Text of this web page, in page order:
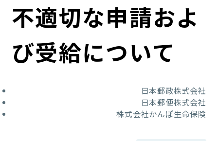
コンダクト向上の取組み
ローカル共創イニシアティブ
財務情報・IR資料
IRニュース
持続可能な金融のフレームワーク
環境
不適切な申請およ
び受給について
日本郵政株式会社
日本郵便株式会社
株式会社かんぽ生命保険